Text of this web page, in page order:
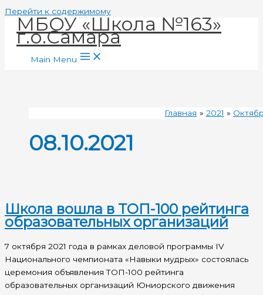
Перейти к содержимому
МБОУ «Школа №163»
г.о.Самара
Main Menu
Главная 2021
08.10.2021
Школа вошла в ТОП-100 рейтинга
образовательных организаций
7 октября 2021 года в рамках деловой программы IV
Национального чемпионата «Навыки мудрых» состоялась
церемония объявления ТОП-100 рейтинга
образовательных организаций Юниорского движения